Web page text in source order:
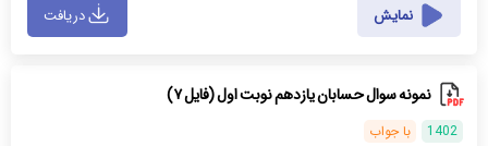
نمایش دریافت
نمونه سوال حسابان یازدهم نوبت اول (فایل ۷)
1402 با جواب